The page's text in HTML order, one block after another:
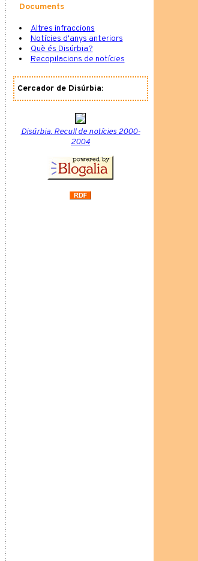
Documents
Altres infraccions
Notícies d'anys anteriors
Què és Disúrbia?
Recopilacions de notícies
Cercador de Disúrbia:
Disúrbia. Recull de notícies 2000-
2004